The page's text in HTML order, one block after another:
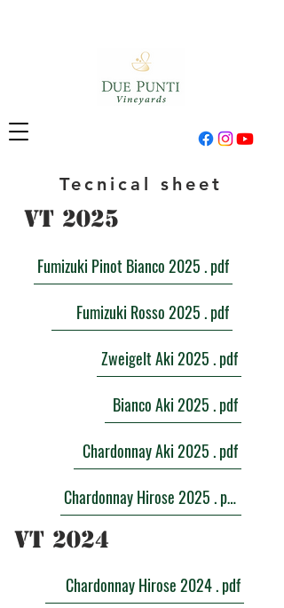
Tecnical sheet
​VT 2025
Fumizuki Pinot Bianco 2025 . pdf
Fumizuki Rosso 2025 . pdf
Zweigelt Aki 2025 . pdf
Bianco Aki 2025 . pdf
Chardonnay Aki 2025 . pdf
Chardonnay Hirose 2025 . pdf
​VT 2024
Chardonnay Hirose 2024 . pdf